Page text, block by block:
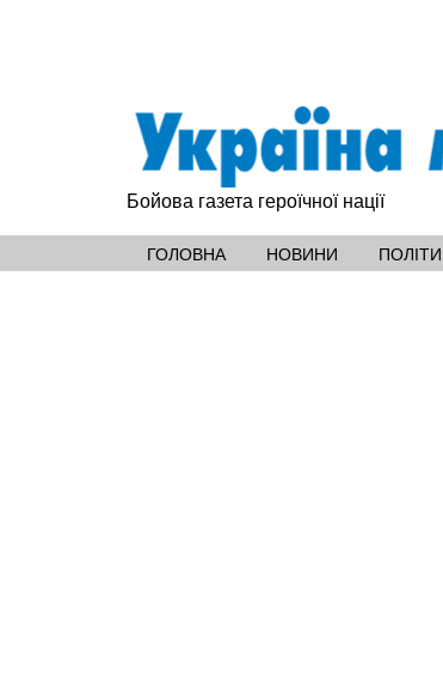
Бойова газета героїчної нації
ГОЛОВНА НОВИНИ